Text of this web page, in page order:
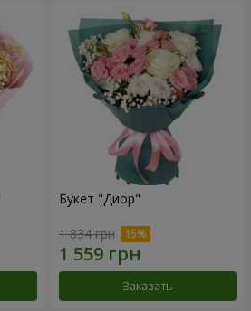
Букет "Диор"
1 834 грн
Заказать